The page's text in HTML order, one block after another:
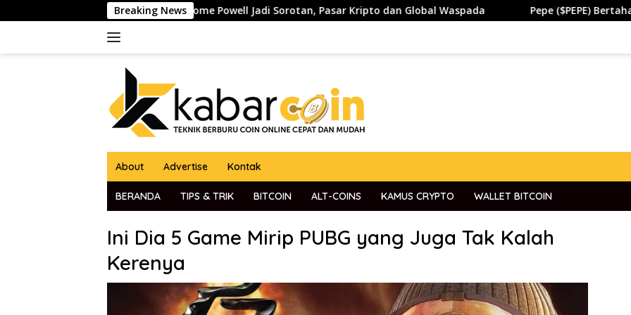
to
Breaking News
The Fed Jerome Powell Jadi Sorotan, Pasar Kripto dan Global Waspada Pepe ($PEPE) Bertahan di Zona Penting,
About Advertise Kontak
BERANDA TIPS & TRIK BITCOIN ALT-COINS KAMUS CRYPTO WALLET BITCOIN
Ini Dia 5 Game Mirip PUBG yang Juga Tak Kalah
Kerenya